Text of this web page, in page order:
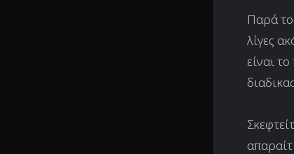
Παρά το
λίγες
είναι